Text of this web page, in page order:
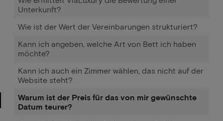
Unterkunft?
Wie ist der Wert der Vereinbarungen strukturiert?
Kann ich angeben, welche Art von Bett ich haben
möchte?
Kann ich auch ein Zimmer wählen, das nicht auf der
Website steht?
Warum ist der Preis für das von mir gewünschte
Datum teurer?